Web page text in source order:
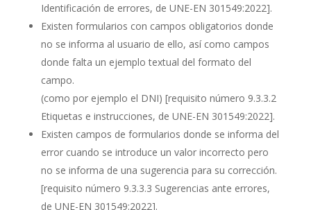
Identificación de errores, de UNE-EN 301549:2022].
Existen formularios con campos obligatorios donde
no se informa al usuario de ello, así como campos
donde falta un ejemplo textual del formato del
campo.
(como por ejemplo el DNI) [requisito número 9.3.3.2
Etiquetas e instrucciones, de UNE-EN 301549:2022].
Existen campos de formularios donde se informa del
error cuando se introduce un valor incorrecto pero
no se informa de una sugerencia para su corrección.
[requisito número 9.3.3.3 Sugerencias ante errores,
de UNE-EN 301549:2022].